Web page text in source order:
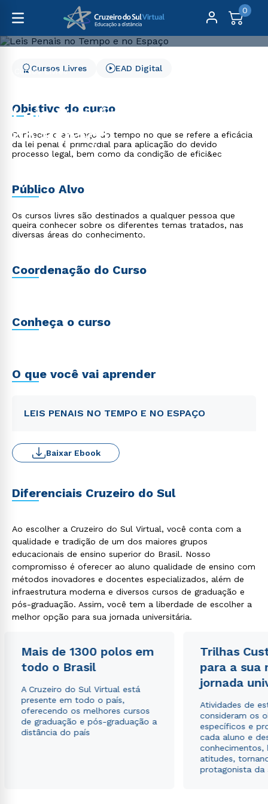
0
Cursos Livres
Leis Penais no Tempo e
no Espaço
Cursos Livres EAD Digital
Objetivo do curso
Conhecer o emprego do tempo no que se refere a eficácia
da lei penal é primordial para aplicação do devido
processo legal, bem como da condição de efici&ec
Público Alvo
Os cursos livres são destinados a qualquer pessoa que
queira conhecer sobre os diferentes temas tratados, nas
diversas áreas do conhecimento.
Coordenação do Curso
Conheça o curso
O que você vai aprender
LEIS PENAIS NO TEMPO E NO ESPAÇO
Baixar Ebook
Diferenciais Cruzeiro do Sul
Ao escolher a Cruzeiro do Sul Virtual, você conta com a
qualidade e tradição de um dos maiores grupos
educacionais de ensino superior do Brasil. Nosso
compromisso é oferecer ao aluno qualidade de ensino com
métodos inovadores e docentes especializados, além de
infraestrutura moderna e diversos cursos de graduação e
pós-graduação. Assim, você tem a liberdade de escolher a
melhor opção para sua jornada universitária.
Mais de 1300 polos em
todo o Brasil
A Cruzeiro do Sul Virtual está
presente em todo o país,
oferecendo os melhores cursos
de graduação e pós-graduação a
distância do país
Trilhas
para a sua
jornada
Atividades de
consideram os
específicos e
cada aluno e
conhecimentos,
atitudes,
protagonista da